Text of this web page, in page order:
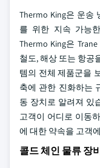
Thermo King은 운송
를 위한 지속 가능
Thermo King은
철도, 해상 또는 항공
템의 전체 제품군을
축에 관한 진화하는
동 장치로 알려져 있
고객이 어디로 이동
에 대한 약속을 고객
콜드 체인 물류 장